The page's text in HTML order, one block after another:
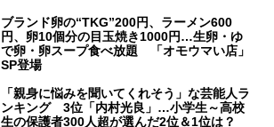
ブランド卵の“TKG”200円、ラーメン600
円、卵10個分の目玉焼き1000円…生卵・ゆ
で卵・卵スープ食べ放題 「オモウマい店」
SP登場
「親身に悩みを聞いてくれそう」な芸能人ラ
ンキング 3位「内村光良」…小学生～高校
生の保護者300人超が選んだ2位＆1位は？